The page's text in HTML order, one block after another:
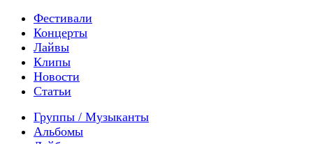
Фестивали
Концерты
Лайвы
Клипы
Новости
Статьи
Группы / Музыканты
Альбомы